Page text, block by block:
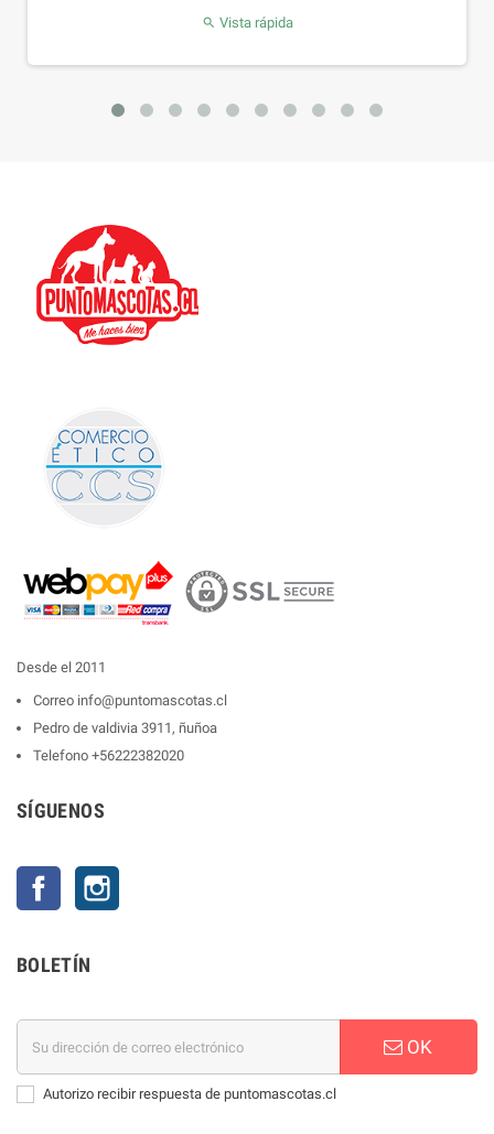
Vista rápida
Desde el 2011
Correo info@puntomascotas.cl
Pedro de valdivia 3911, ñuñoa
Telefono +56222382020
SÍGUENOS
Facebook
BOLETÍN
OK
Autorizo recibir respuesta de puntomascotas.cl